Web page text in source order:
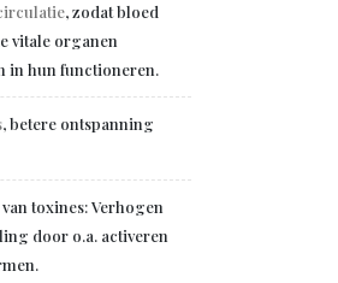
, zodat bloed
vitale organen
in hun functioneren.
, betere ontspanning
toxines: Verhogen
door o.a. activeren